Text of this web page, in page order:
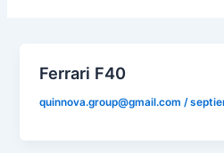
Ferrari F40
quinnova.group@gmail.com/